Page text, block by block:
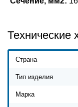
Технические
Страна
Тип изделия
Марка